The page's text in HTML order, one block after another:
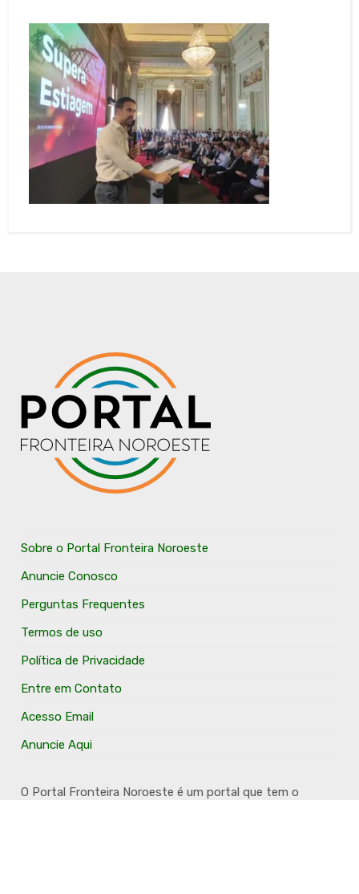
Sobre o Portal Fronteira Noroeste
Anuncie Conosco
Perguntas Frequentes
Termos de uso
Política de Privacidade
Entre em Contato
Acesso Email
Anuncie Aqui
O Portal Fronteira Noroeste é um portal que tem o